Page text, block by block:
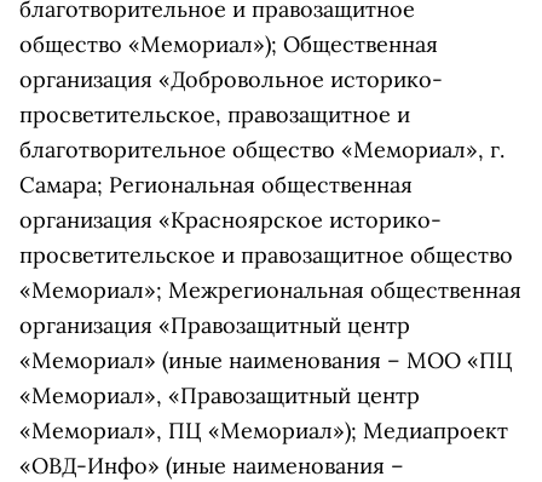
благотворительное и правозащитное
общество «Мемориал»); Общественная
организация «Добровольное историко-
просветительское, правозащитное и
благотворительное общество «Мемориал», г.
Самара; Региональная общественная
организация «Красноярское историко-
просветительское и правозащитное общество
«Мемориал»; Межрегиональная общественная
организация «Правозащитный центр
«Мемориал» (иные наименования – МОО «ПЦ
«Мемориал», «Правозащитный центр
«Мемориал», ПЦ «Мемориал»); Медиапроект
«ОВД-Инфо» (иные наименования –